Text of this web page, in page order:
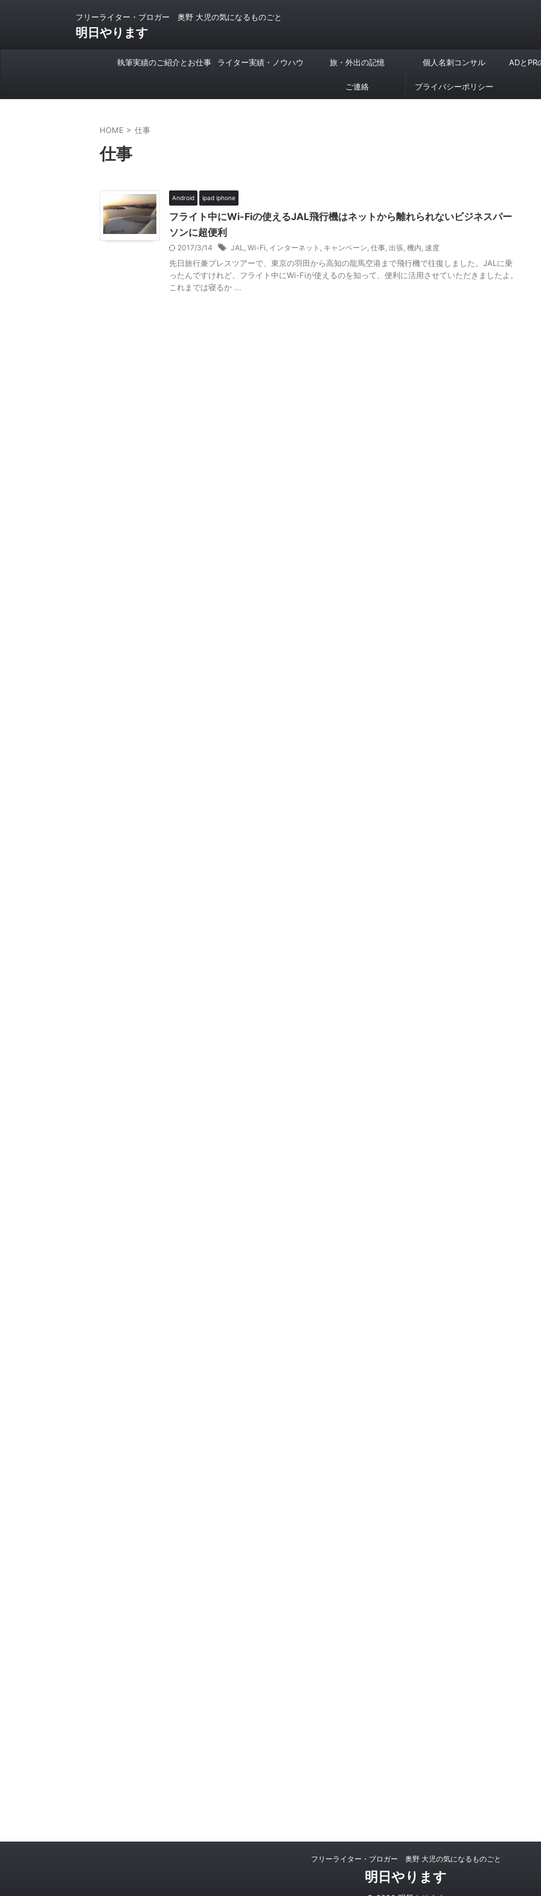
フリーライター・ブロガー 奥野 大児の気になるものごと
明日やります
執筆実績のご紹介とお仕事 ライター実績・ノウハウ 旅・外出の記憶 個人名刺コンサル ADとPR
ご連絡 プライバシーポリシー
HOME > 仕事
仕事
Android ipad iphone
フライト中にWi-Fiの使えるJAL飛行機はネットから離れられないビジネスパー
ソンに超便利
2017/3/14 JAL, Wi-Fi, インターネット , キャンペーン, 仕事, 出張, 機内, 速度
先日旅行兼プレスツアーで、東京の羽田から高知の龍馬空港まで飛行機で往復しました。JALに乗
ったんですけれど、フライト中にWi-Fiが使えるのを知って、便利に活用させていただきましたよ。
これまでは寝るか ...
フリーライター・ブロガー 奥野 大児の気になるものごと
明日やります